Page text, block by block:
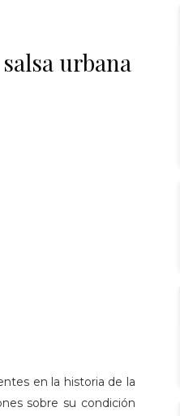
urbana
en la historia de la
sobre su condición